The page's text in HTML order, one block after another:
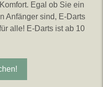
Egal ob Sie ein
Anfänger sind, E-Darts
alle! E-Darts ist ab 10